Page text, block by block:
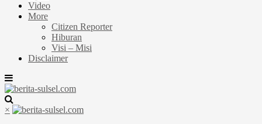
Video
More
Citizen Reporter
Hiburan
Visi – Misi
Disclaimer
×